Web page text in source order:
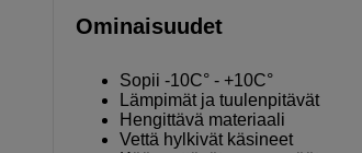
Ominaisuudet
Sopii -10C° - +10C°
Lämpimät ja tuulenpitävät
Hengittävä materiaali
Vettä hylkivät käsineet